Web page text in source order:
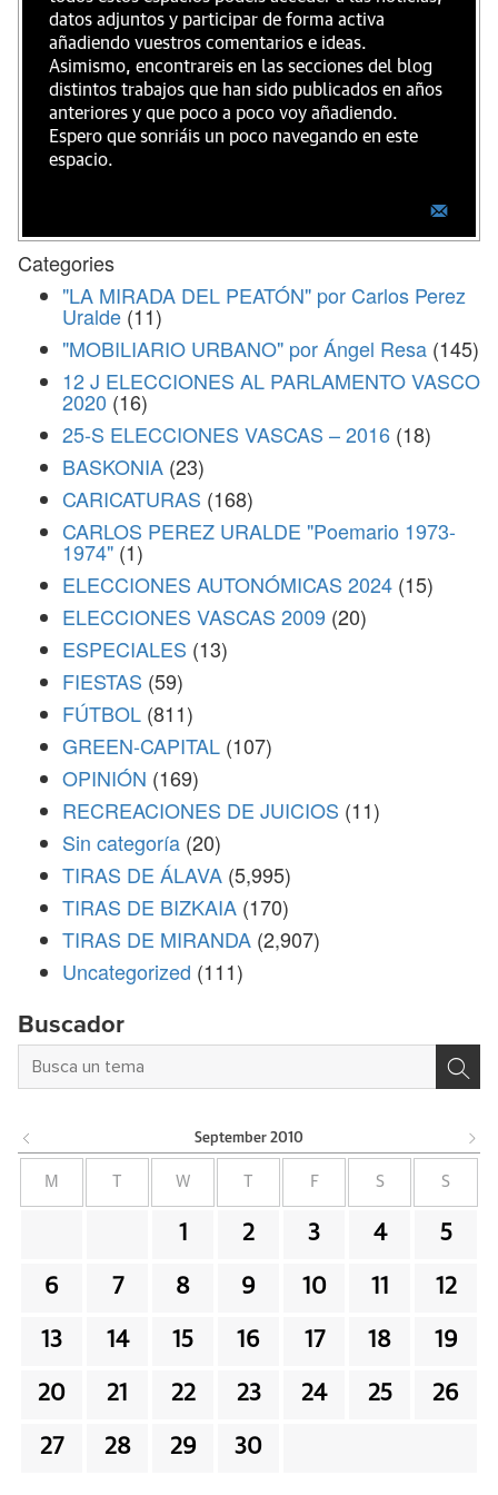
datos adjuntos y participar de forma activa
añadiendo vuestros comentarios e ideas.
Asimismo, encontrareis en las secciones del blog
distintos trabajos que han sido publicados en años
anteriores y que poco a poco voy añadiendo.
Espero que sonriáis un poco navegando en este
espacio.
Categories
"LA MIRADA DEL PEATÓN" por Carlos Perez
Uralde (11)
"MOBILIARIO URBANO" por Ángel Resa (145)
12 J ELECCIONES AL PARLAMENTO VASCO
2020 (16)
25-S ELECCIONES VASCAS – 2016 (18)
BASKONIA (23)
CARICATURAS (168)
CARLOS PEREZ URALDE "Poemario 1973-
1974" (1)
ELECCIONES AUTONÓMICAS 2024 (15)
ELECCIONES VASCAS 2009 (20)
ESPECIALES (13)
FIESTAS (59)
FÚTBOL (811)
GREEN-CAPITAL (107)
OPINIÓN (169)
RECREACIONES DE JUICIOS (11)
Sin categoría (20)
TIRAS DE ÁLAVA (5,995)
TIRAS DE BIZKAIA (170)
TIRAS DE MIRANDA (2,907)
Uncategorized (111)
Buscador
September 2010
M W F S S
1 2 3 4 5
6 7 8 9 10 11 12
13 14 15 16 17 18 19
20 21 22 23 24 25 26
27 28 29 30